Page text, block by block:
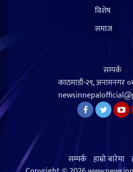
विशेष
समाज
सम्पर्क
काठमाडौं-२९, अनामनगर
सम्पर्क हाम्राे बारेमा